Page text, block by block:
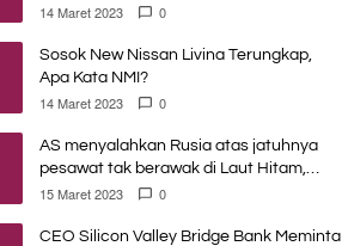
14 Maret 2023 0
Sosok New Nissan Livina Terungkap,
Apa Kata NMI?
14 Maret 2023 0
AS menyalahkan Rusia atas jatuhnya
pesawat tak berawak di Laut Hitam,
Moskow menyangkal
15 Maret 2023 0
CEO Silicon Valley Bridge Bank Meminta